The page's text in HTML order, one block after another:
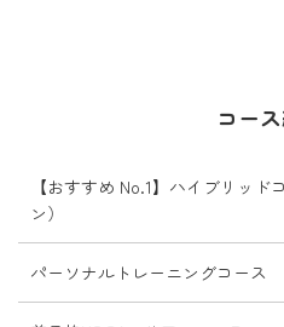
コー
【おすすめ No.1】ハイブリッ
ン）
パーソナルトレーニングコース